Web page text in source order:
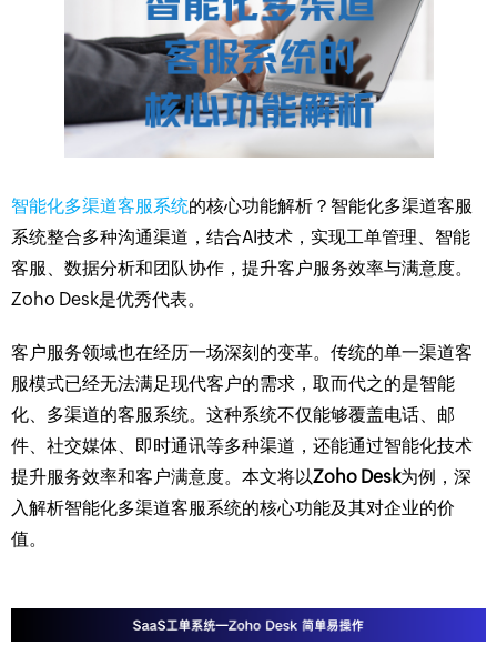
智能化多渠道客服系统的核心功能解析？智能化多渠道客服
系统整合多种沟通渠道，结合AI技术，实现工单管理、智能
客服、数据分析和团队协作，提升客户服务效率与满意度。
Zoho Desk是优秀代表。
客户服务领域也在经历一场深刻的变革。传统的单一渠道客
服模式已经无法满足现代客户的需求，取而代之的是智能
化、多渠道的客服系统。这种系统不仅能够覆盖电话、邮
件、社交媒体、即时通讯等多种渠道，还能通过智能化技术
提升服务效率和客户满意度。本文将以Zoho Desk为例，深
入解析智能化多渠道客服系统的核心功能及其对企业的价
值。